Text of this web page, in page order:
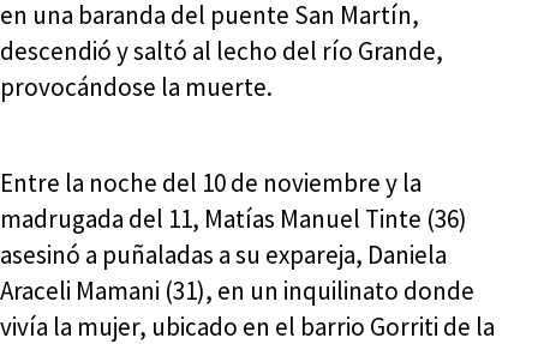
en una baranda del puente San Martín,
descendió y saltó al lecho del río Grande,
provocándose la muerte.
Entre la noche del 10 de noviembre y la
madrugada del 11, Matías Manuel Tinte (36)
asesinó a puñaladas a su expareja, Daniela
Araceli Mamani (31), en un inquilinato donde
vivía la mujer, ubicado en el barrio Gorriti de la